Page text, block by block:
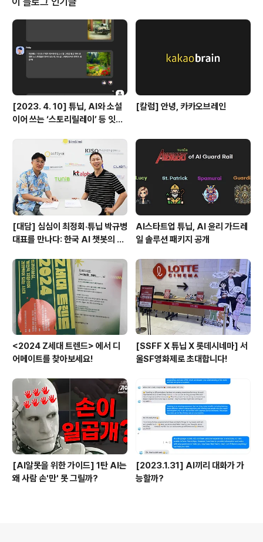
이브십”이라고 말할 수 있어요! 2023년 Z세대 트렌드 키
워드는 ‘하이퍼 퍼스낼리티’였죠. 더 선명하고 입체적인 자
아를 만들어가는 Z세대를 지칭하는 말이었어요. 하이퍼 퍼
스낼리티를 지향하는 Z세대는 더 세세한 자신의 지향성을
중심으로 매우 작고 다양한 조직으..
[2023. 4. 10] 튜닙, AI와 소설
이어 쓰는 ‘스토리릴레이’ 등 잇달
[칼럼] 안녕, 카카오브레인
[대담] 심심이 최정회·튜닙 박규병
대표를 만나다: 한국 AI 챗봇의 현
키워드는 ‘다양한 콘셉트’(심심이)
와 ‘즐거움’(디어메이트)
AI스타트업 튜닙, AI 윤리 가드레
일 솔루션 패키지 공개
<2024 Z세대 트렌드> 에서 디
어메이트를 찾아보세요!
[SSFF X 튜닙 X 롯데시네마] 서
울SF영화제로 초대합니다!
[AI알못을 위한 가이드] 1탄 AI는
왜 사람 손'만' 못 그릴까?
[2023.1.31] AI끼리 대화가 가
능할까?